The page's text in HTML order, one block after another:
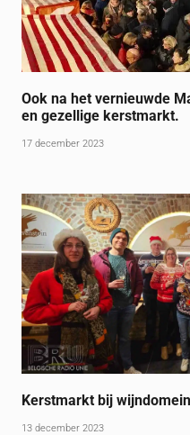
Ook na het vernieuwde
en gezellige kerstmarkt.
17 december 2023
Kerstmarkt bij
13 december 2023